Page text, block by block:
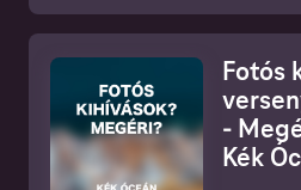
https://blog.szaboviktor.com/
lehet keresni Youtube videózással?
https://blog.szaboviktor.com/
Jogtiszta zenék ingyen facebook,
videókhoz https://
letoltes-yotube-facebook-
Fotós
-
Kék